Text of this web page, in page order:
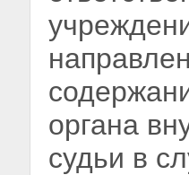
органа
судьи в